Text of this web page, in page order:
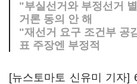
"부실선거와 부정선거
거론 동의 안 해
"재선거 요구 조건부 공
표 주장엔 부정적
[뉴스토마토 신유미 기자]